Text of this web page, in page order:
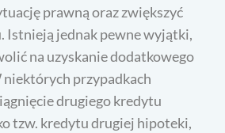
prawną oraz zwiększyć
Istnieją jednak pewne wyjątki,
na uzyskanie dodatkowego
przypadkach
drugiego kredytu
tzw. kredytu drugiej hipoteki,